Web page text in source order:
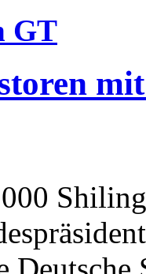
GT